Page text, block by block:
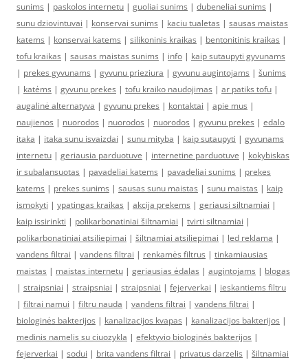
sunims | paskolos internetu | guoliai sunims | dubeneliai sunims |
sunu dziovintuvai | konservai sunims | kaciu tualetas | sausas maistas
katems | konservai katems | silikoninis kraikas | bentonitinis kraikas |
tofu kraikas | sausas maistas sunims | info | kaip sutaupyti gyvunams
| prekes gyvunams | gyvunu prieziura | gyvunu augintojams | šunims
| katėms | gyvunu prekes | tofu kraiko naudojimas | ar patiks tofu |
augalinė alternatyva | gyvunu prekes | kontaktai | apie mus |
naujienos | nuorodos | nuorodos | nuorodos | gyvunu prekes | edalo
itaka | itaka sunu isvaizdai | sunu mityba | kaip sutaupyti | gyvunams
internetu | geriausia parduotuve | internetine parduotuve | kokybiskas
ir subalansuotas | pavadeliai katems | pavadeliai sunims | prekes
katems | prekes sunims | sausas sunu maistas | sunu maistas | kaip
ismokyti | ypatingas kraikas | akcija prekems | geriausi siltnamiai |
kaip issirinkti | polikarbonatiniai šiltnamiai | tvirti siltnamiai |
polikarbonatiniai atsiliepimai | šiltnamiai atsiliepimai | led reklama |
vandens filtrai | vandens filtrai | renkamės filtrus | tinkamiausias
maistas | maistas internetu | geriausias ėdalas | augintojams | blogas
| straipsniai | straipsniai | straipsniai | fejerverkai | ieskantiems filtru
| filtrai namui | filtru nauda | vandens filtrai | vandens filtrai |
biologinės bakterijos | kanalizacijos kvapas | kanalizacijos bakterijos |
medinis namelis su ciuozykla | efektyvio biologinės bakterijos |
fejerverkai | sodui | brita vandens filtrai | privatus darzelis | šiltnamiai